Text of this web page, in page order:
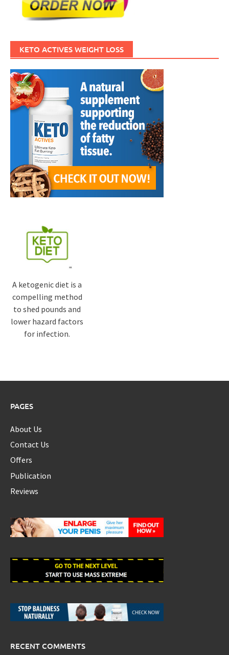
KETO ACTIVES WEIGHT LOSS
A ketogenic diet is a
compelling method
to shed pounds and
lower hazard factors
for infection.
PAGES
About Us
Contact Us
Offers
Publication
Reviews
RECENT COMMENTS